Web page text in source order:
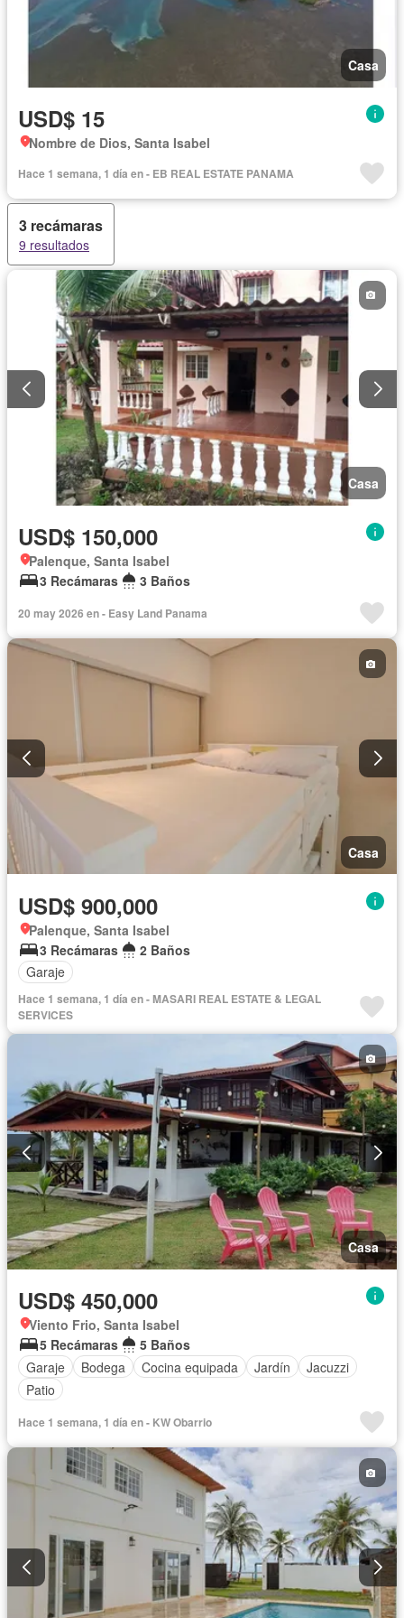
Casa
USD$ 15
Nombre de Dios, Santa Isabel
Hace 1 semana, 1 día en - EB REAL ESTATE PANAMA
3 recámaras
9 resultados
Casa
USD$ 150,000
Palenque, Santa Isabel
3 Recámaras
3 Baños
20 may 2026 en - Easy Land Panama
Casa
USD$ 900,000
Palenque, Santa Isabel
3 Recámaras
2 Baños
Garaje
Hace 1 semana, 1 día en - MASARI REAL ESTATE & LEGAL
SERVICES
Casa
USD$ 450,000
Viento Frio, Santa Isabel
5 Recámaras
5 Baños
Garaje
Bodega Cocina equipada Jardín
Jacuzzi
Patio
Hace 1 semana, 1 día en - KW Obarrio